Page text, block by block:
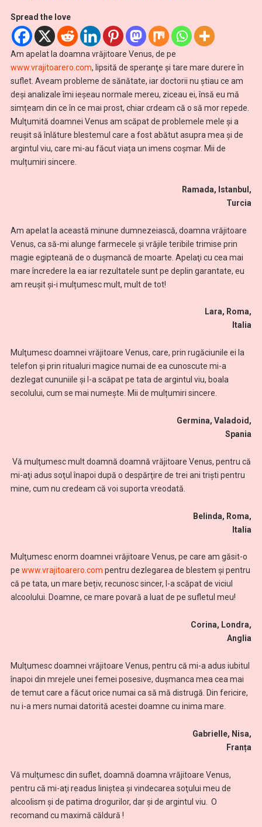
Spread the love
Am apelat la doamna vrăjitoare Venus, de pe
www.vrajitoarero.com, lipsită de speranţe şi tare mare durere în
suflet. Aveam probleme de sănătate, iar doctorii nu ştiau ce am
deşi analizale îmi ieșeau normale mereu, ziceau ei, însă eu mă
simțeam din ce în ce mai prost, chiar crdeam că o să mor repede.
Mulţumită doamnei Venus am scăpat de problemele mele şi a
reuşit să înlăture blestemul care a fost abătut asupra mea şi de
argintul viu, care mi-au făcut viața un imens coșmar. Mii de
mulțumiri sincere.
Ramada, Istanbul,
Turcia
Am apelat la această minune dumnezeiască, doamna vrăjitoare
Venus, ca să-mi alunge farmecele și vrăjile teribile trimise prin
magie egipteană de o dușmancă de moarte. Apelaţi cu cea mai
mare încredere la ea iar rezultatele sunt pe deplin garantate, eu
am reușit și-i mulțumesc mult, mult de tot!
Lara, Roma,
Italia
Mulţumesc doamnei vrăjitoare Venus, care, prin rugăciunile ei la
telefon și prin ritualuri magice numai de ea cunoscute mi-a
dezlegat cununiile și l-a scăpat pe tata de argintul viu, boala
secolului, cum se mai numește. Mii de mulțumiri sincere.
Germina, Valadoid,
Spania
Vă mulţumesc mult doamnă doamnă vrăjitoare Venus, pentru că
mi-aţi adus soţul înapoi după o despărţire de trei ani triști pentru
mine, cum nu credeam că voi suporta vreodată.
Belinda, Roma,
Italia
Mulţumesc enorm doamnei vrăjitoare Venus, pe care am găsit-o
pe www.vrajitoarero.com pentru dezlegarea de blestem și pentru
că pe tata, un mare bețiv, recunosc sincer, l-a scăpat de viciul
alcoolului. Doamne, ce mare povară a luat de pe sufletul meu!
Corina, Londra,
Anglia
Mulţumesc doamnei vrăjitoare Venus, pentru că mi-a adus iubitul
înapoi din mrejele unei femei posesive, dușmanca mea cea mai
de temut care a făcut orice numai ca să mă distrugă. Din fericire,
nu i-a mers numai datorită acestei doamne cu inima mare.
Gabrielle, Nisa,
Franța
Vă mulţumesc din suflet, doamnă doamna vrăjitoare Venus,
pentru că mi-aţi readus liniştea şi vindecarea soţului meu de
alcoolism și de patima drogurilor, dar și de argintul viu. O
recomand cu maximă căldură !